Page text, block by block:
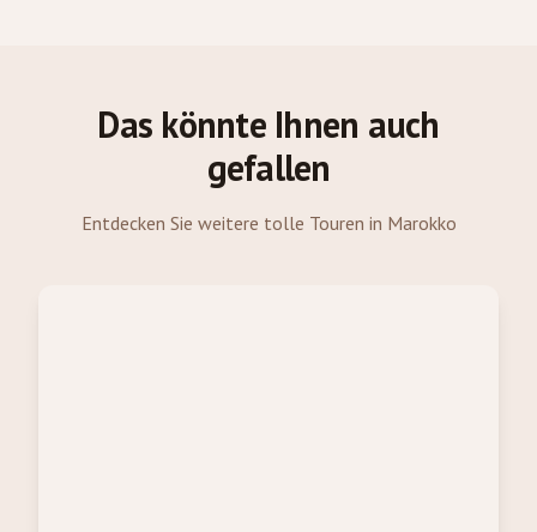
Das könnte Ihnen auch
gefallen
Entdecken Sie weitere tolle Touren in Marokko